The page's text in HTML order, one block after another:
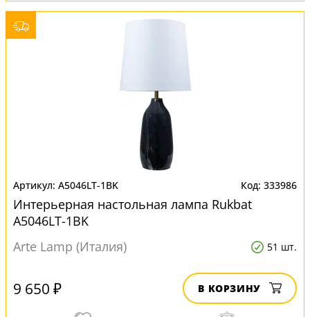
A5046LT-1BK 333986
Интерьерная настольная лампа Rukbat
A5046LT-1BK
Arte Lamp (Италия)
51 шт.
9 650 ₽ В КОРЗИНУ